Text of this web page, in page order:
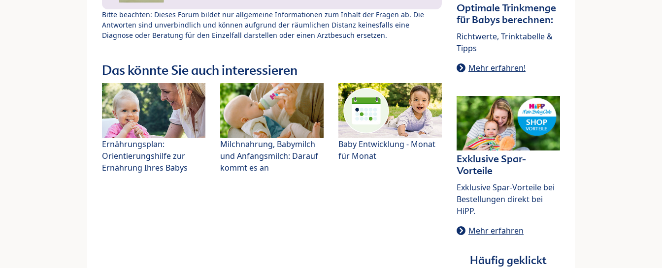
Bitte beachten: Dieses Forum bildet nur allgemeine Informationen zum Inhalt der Fragen ab. Die
Antworten sind unverbindlich und können aufgrund der räumlichen Distanz keinesfalls eine
Diagnose oder Beratung für den Einzelfall darstellen oder einen Arztbesuch ersetzen.
Das könnte Sie auch interessieren
Ernährungsplan:
Orientierungshilfe zur
Ernährung Ihres Babys
Milchnahrung, Babymilch
und Anfangsmilch: Darauf
kommt es an
Baby Entwicklung - Monat
für Monat
Optimale Trinkmenge
für Babys berechnen:
Richtwerte, Trinktabelle &
Tipps
Mehr erfahren!
Exklusive Spar-
Vorteile
Exklusive Spar-Vorteile bei
Bestellungen direkt bei
HiPP.
Mehr erfahren
Häufig geklickt